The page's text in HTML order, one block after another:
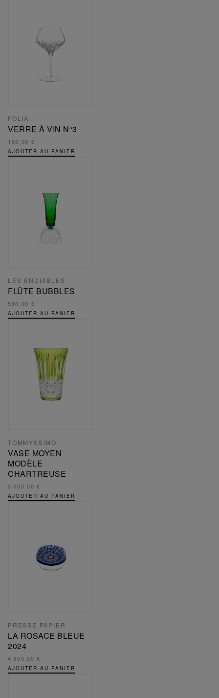
FOLIA
VERRE À VIN N°3
192,00 €
AJOUTER AU PANIER
LES ENDIABLES
FLÛTE BUBBLES
590,00 €
AJOUTER AU PANIER
TOMMYSSIMO
VASE MOYEN
MODÈLE
CHARTREUSE
3 050,00 €
AJOUTER AU PANIER
PRESSE PAPIER
LA ROSACE BLEUE
2024
4 300,00 €
AJOUTER AU PANIER